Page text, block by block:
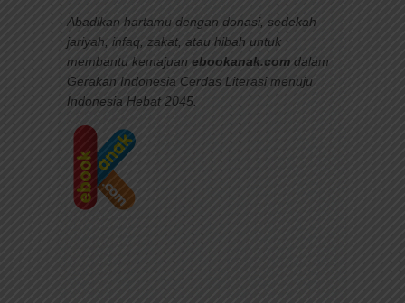
Abadikan hartamu dengan donasi, sedekah
jariyah, infaq, zakat, atau hibah untuk
membantu kemajuan ebookanak.com dalam
Gerakan Indonesia Cerdas Literasi menuju
Indonesia Hebat 2045.